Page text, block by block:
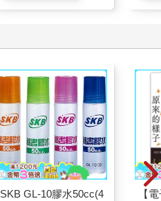
SKB GL-10膠水50cc(4
【